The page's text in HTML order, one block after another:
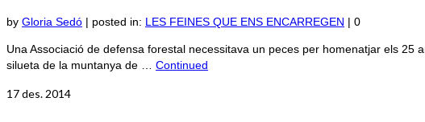
by Gloria Sedó | posted in: LES FEINES QUE ENS ENCARREGEN | 0
Una Associació de defensa forestal necessitava un peces per homenatjar els
silueta de la muntanya de … Continued
17des. 2014